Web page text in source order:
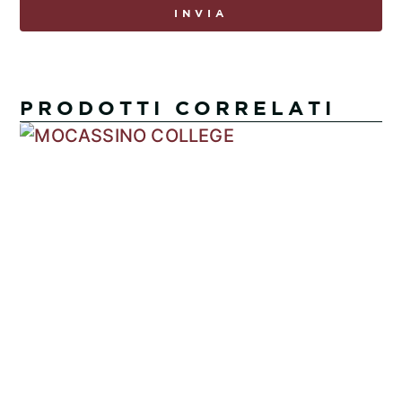
INVIA
PRODOTTI CORRELATI